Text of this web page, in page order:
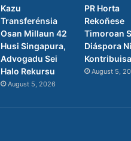
Kazu
Transferénsia
Osan Millaun 42
Husi Singapura,
Advogadu Sei
Halo Rekursu
August 5, 2026
PR Horta
Rekoñese
Timoroan
Diáspora
August 5,